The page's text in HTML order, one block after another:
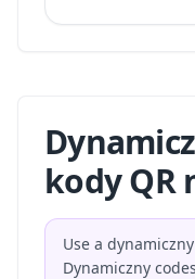
kody QR
Use a
Dynamiczny